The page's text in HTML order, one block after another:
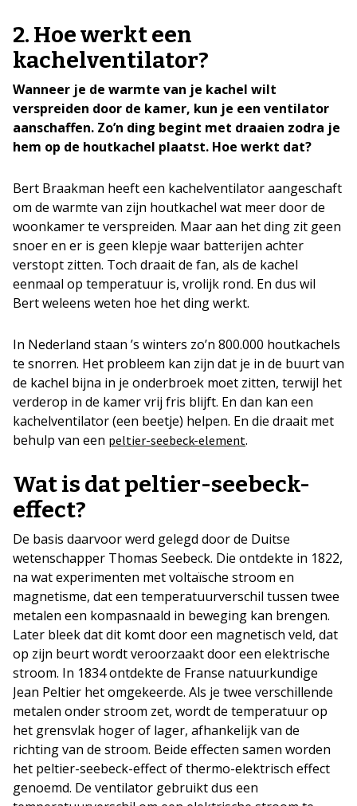
2. Hoe werkt een
kachelventilator?
Wanneer je de warmte van je kachel wilt
verspreiden door de kamer, kun je een ventilator
aanschaffen. Zo’n ding begint met draaien zodra je
hem op de houtkachel plaatst. Hoe werkt dat?
Bert Braakman heeft een kachelventilator aangeschaft
om de warmte van zijn houtkachel wat meer door de
woonkamer te verspreiden. Maar aan het ding zit geen
snoer en er is geen klepje waar batterijen achter
verstopt zitten. Toch draait de fan, als de kachel
eenmaal op temperatuur is, vrolijk rond. En dus wil
Bert weleens weten hoe het ding werkt.
In Nederland staan ’s winters zo’n 800.000 houtkachels
te snorren. Het probleem kan zijn dat je in de buurt van
de kachel bijna in je onderbroek moet zitten, terwijl het
verderop in de kamer vrij fris blijft. En dan kan een
kachelventilator (een beetje) helpen. En die draait met
behulp van een peltier-seebeck-element.
Wat is dat peltier-seebeck-
effect?
De basis daarvoor werd gelegd door de Duitse
wetenschapper Thomas Seebeck. Die ontdekte in 1822,
na wat experimenten met voltaïsche stroom en
magnetisme, dat een temperatuurverschil tussen twee
metalen een kompasnaald in beweging kan brengen.
Later bleek dat dit komt door een magnetisch veld, dat
op zijn beurt wordt veroorzaakt door een elektrische
stroom. In 1834 ontdekte de Franse natuurkundige
Jean Peltier het omgekeerde. Als je twee verschillende
metalen onder stroom zet, wordt de temperatuur op
het grensvlak hoger of lager, afhankelijk van de
richting van de stroom. Beide effecten samen worden
het peltier-seebeck-effect of thermo-elektrisch effect
genoemd. De ventilator gebruikt dus een